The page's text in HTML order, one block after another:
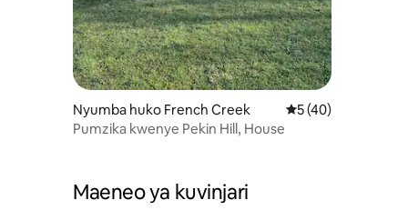
Nyumba huko French Creek Ukadiriaji wa
5 (40)
Pumzika kwenye Pekin Hill, House
Maeneo ya kuvinjari